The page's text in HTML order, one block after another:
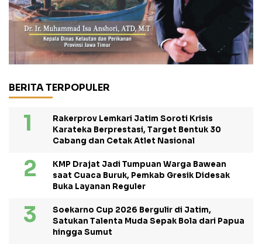
BERITA TERPOPULER
Rakerprov Lemkari Jatim Soroti Krisis
Karateka Berprestasi, Target Bentuk 30
Cabang dan Cetak Atlet Nasional
KMP Drajat Jadi Tumpuan Warga Bawean
saat Cuaca Buruk, Pemkab Gresik Didesak
Buka Layanan Reguler
Soekarno Cup 2026 Bergulir di Jatim,
Satukan Talenta Muda Sepak Bola dari Papua
hingga Sumut